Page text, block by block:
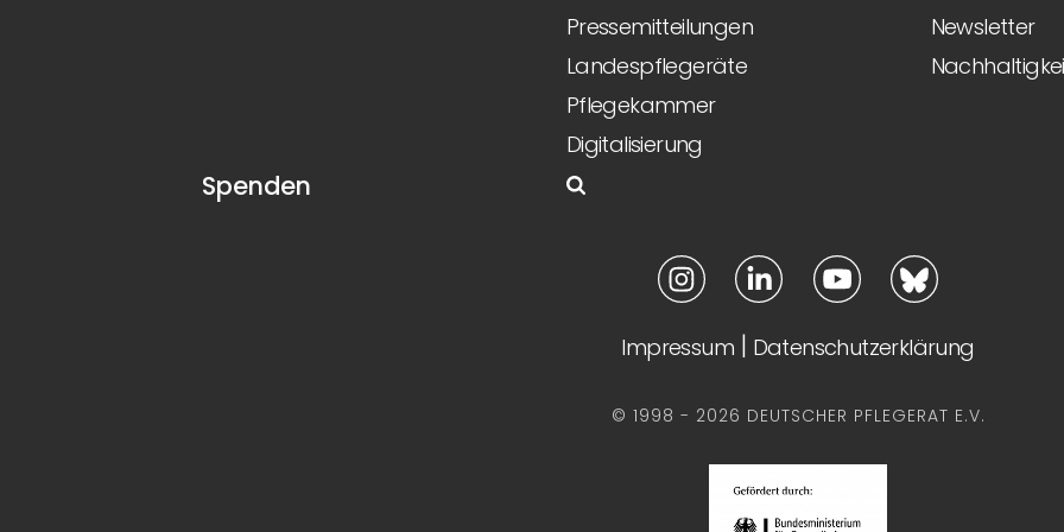
Pressemitteilungen
Landespflegeräte
Pflegekammer
Digitalisierung
Newsletter
Spenden
Impressum | Datenschutzerklärung
© 1998 - 2026 DEUTSCHER PFLEGERAT E.V.